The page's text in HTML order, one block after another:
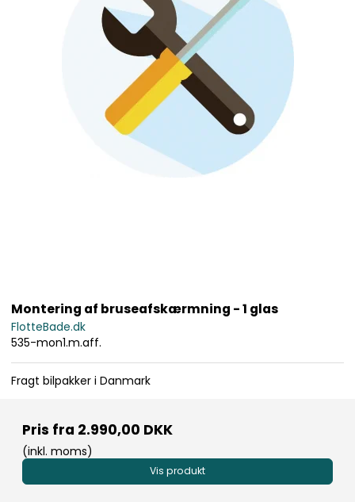
Montering af bruseafskærmning - 1 glas
FlotteBade.dk
535-mon1.m.aff.
Fragt bilpakker i Danmark
Pris fra 2.990,00 DKK
(inkl. moms)
Vis produkt